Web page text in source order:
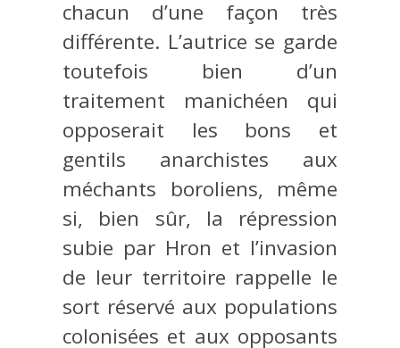
chacun d’une façon très
différente. L’autrice se garde
toutefois bien d’un
traitement manichéen qui
opposerait les bons et
gentils anarchistes aux
méchants boroliens, même
si, bien sûr, la répression
subie par Hron et l’invasion
de leur territoire rappelle le
sort réservé aux populations
colonisées et aux opposants